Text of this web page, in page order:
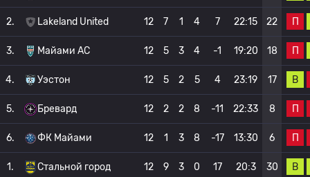
2. Lakeland United 12 7 1 4 7 22:15 22 П
3. Майами АС 12 5 3 4 -1 19:20 18 П
4. Уэстон 12 5 2 5 4 23:19 17 В
5. Бревард 12 2 2 8 -11 22:33 8 П
6. ФК Майами 12 1 3 8 -17 13:30 6 П
1. Стальной город 12 9 3 0 17 20:3 30 В